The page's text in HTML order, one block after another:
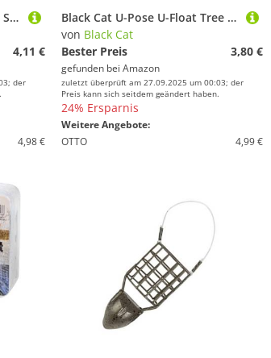
Uni Cat Camou Power Rattle Subfloat - U-Pose mit Rassel, Tragkraft:8g
4,11 €
der
4,98 €
Black Cat U-Pose U-Float Tree - Unterwasserpose für Welsmontage, Tragkraft:10g, Farbe:Fluo gelb
von Black Cat
Bester Preis
3,80 €
gefunden bei Amazon
zuletzt überprüft am 27.09.2025 um 00:03; der
Preis kann sich seitdem geändert haben.
24% Ersparnis
Weitere Angebote:
OTTO
4,99 €